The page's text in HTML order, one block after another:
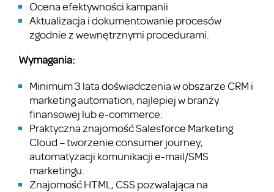
Ocena efektywności kampanii
Aktualizacja i dokumentowanie procesów
zgodnie z wewnętrznymi procedurami.
Wymagania:
Minimum 3 lata doświadczenia w obszarze CRM i
marketing automation, najlepiej w branży
finansowej lub e-commerce.
Praktyczna znajomość Salesforce Marketing
Cloud – tworzenie consumer journey,
automatyzacji komunikacji e-mail/SMS
marketingu.
Znajomość HTML, CSS pozwalająca na